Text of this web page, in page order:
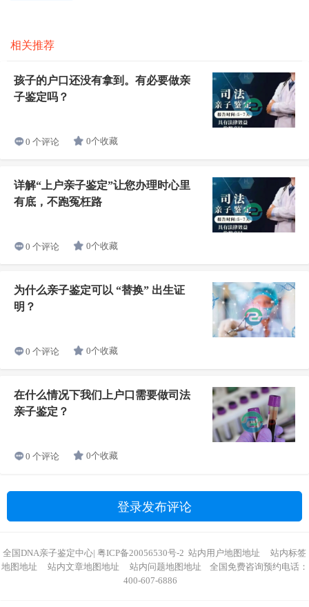
相关推荐
孩子的户口还没有拿到。有必要做亲
子鉴定吗？
0 个评论 0个收藏
详解“上户亲子鉴定”让您办理时心里
有底，不跑冤枉路
0 个评论 0个收藏
为什么亲子鉴定可以 “替换” 出生证
明？
0 个评论 0个收藏
在什么情况下我们上户口需要做司法
亲子鉴定？
0 个评论 0个收藏
登录发布评论
全国DNA亲子鉴定中心| 粤ICP备20056530号-2 站内用户地图地址
站内标签
地图地址
站内文章地图地址 站内问题地图地址
全国免费咨询预约电话：
400-607-6886